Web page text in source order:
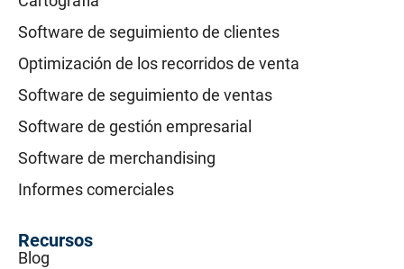
Software de seguimiento de clientes
Optimización de los recorridos de venta
Software de seguimiento de ventas
Software de gestión empresarial
Software de merchandising
Informes comerciales
Recursos
Blog